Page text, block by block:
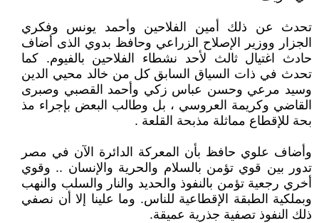
تحدث عن ذلك أمين الفلاحين وأحمد يونس وفكري
الجزار ووزير الإصلاح الزراعي وحافظ بدوي الذى أضاف
حادث اغتيال ثالث لأحد نشطاء الفلاحين بالفيوم. كما
تحدث في ذات السياق السابق كل من خالد محيي الدين
وسيد مرعي وحسن عباس زكي وأحمد القصبي وصبرى
القاضي وكريمة العروسي ، بل وطالب البعض بإجراء مذ
بحة للإقطاع مماثلة مذبحة القلعة .
وأضاف علوي حافظ بأن المعركة الدائرة الآن في مصر
تدور بين قوي تؤمن بالسلام والحرية والإنسان .. وقوي
أخري رجعية تؤمن بالنفوذ والحديد والنار والسلب والنهب
وبملكية الطبقة الإقطاعية للناس. وما علينا إلا أن نصفي
ذلك النفوذ تصفية جذرية عميقة.